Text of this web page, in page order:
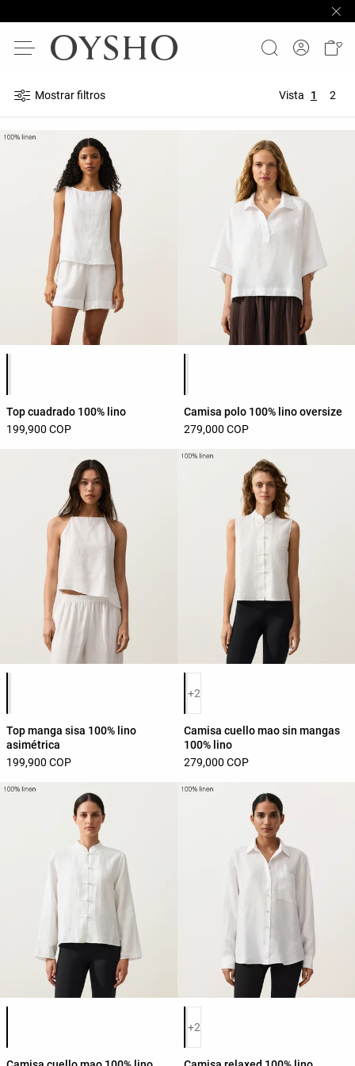
Mostrar filtros Vista 1 2
Top cuadrado 100% lino
199,900 COP
Camisa polo 100% lino oversize
279,000 COP
Top manga sisa 100% lino
asimétrica
199,900 COP
Lista de colores del producto
+2
Camisa cuello mao sin mangas
100% lino
279,000 COP
Lista de colores del producto Lista de colores del producto
+2